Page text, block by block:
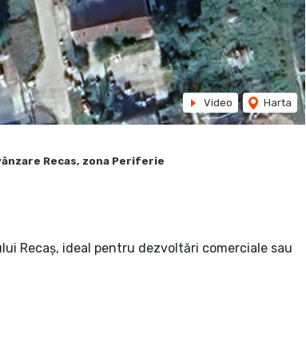
Video Harta
Recas, zona Periferie
Recaș, ideal pentru dezvoltări comerciale sau